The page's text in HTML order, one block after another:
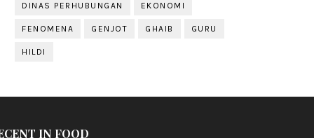
DINAS PERHUBUNGAN EKONOMI
FENOMENA GENJOT GHAIB GURU
HILDI
IN FOOD